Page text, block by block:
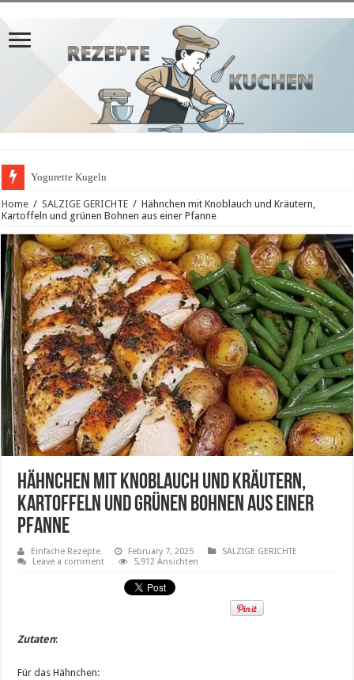
Yogurette Kugeln
Home / SALZIGE GERICHTE / Hähnchen mit Knoblauch und Kräutern,
Kartoffeln und grünen Bohnen aus einer Pfanne
Hähnchen mit Knoblauch und Kräutern,
Kartoffeln und grünen Bohnen aus einer
Pfanne
Einfache Rezepte February 7, 2025
SALZIGE GERICHTE
Leave a comment
5,912 Ansichten
Zutaten:
Für das Hähnchen: